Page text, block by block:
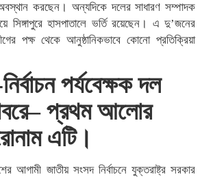
অবস্থান করছেন। অন্যদিকে দলের সাধারণ সম্পাদক
হাসপাতালে ভর্তি রয়েছেন। এ দু’জনের
পক্ষ থেকে আনুষ্ঠানিকভাবে কোনো প্রতিক্রিয়া
পর্যবেক্ষক দল
প্রথম আলোর
এটি।
আগামী জাতীয় সংসদ নির্বাচনে যুক্তরাষ্ট্র সরকার